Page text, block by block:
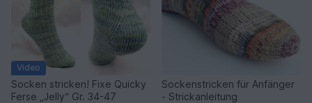
Video
Socken stricken! Fixe Quicky
Ferse „Jelly“ Gr. 34-47
Sockenstricken für Anfänger
- Strickanleitung